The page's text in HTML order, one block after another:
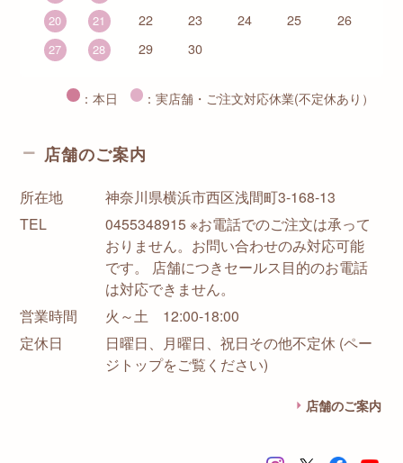
20 21 22 23 24 25 26
27 28 29 30
：本日 ：実店舗・ご注文対応休業(不定休あり）
店舗のご案内
所在地
神奈川県横浜市西区浅間町3-168-13
TEL
0455348915 ※お電話でのご注文は承って
おりません。お問い合わせのみ対応可能
です。 店舗につきセールス目的のお電話
は対応できません。
営業時間
火～土 12:00-18:00
定休日
日曜日、月曜日、祝日その他不定休 (ペー
ジトップをご覧ください)
店舗のご案内